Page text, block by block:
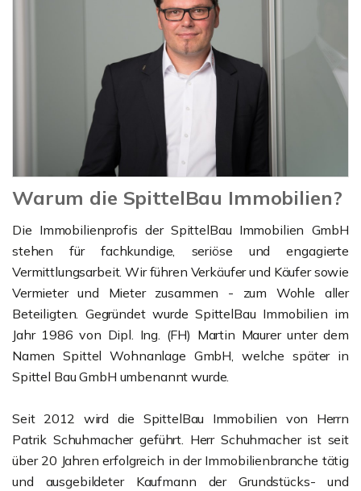
Warum die SpittelBau Immobilien?
Die Immobilienprofis der SpittelBau Immobilien GmbH
stehen für fachkundige, seriöse und engagierte
Vermittlungsarbeit. Wir führen Verkäufer und Käufer sowie
Vermieter und Mieter zusammen - zum Wohle aller
Beteiligten. Gegründet wurde SpittelBau Immobilien im
Jahr 1986 von Dipl. Ing. (FH) Martin Maurer unter dem
Namen Spittel Wohnanlage GmbH, welche später in
Spittel Bau GmbH umbenannt wurde.
Seit 2012 wird die SpittelBau Immobilien von Herrn
Patrik Schuhmacher geführt. Herr Schuhmacher ist seit
über 20 Jahren erfolgreich in der Immobilienbranche tätig
und ausgebildeter Kaufmann der Grundstücks- und